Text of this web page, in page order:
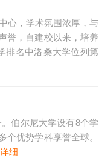
心，学术氛围浓厚，与
誉，自建校以来，培养
排名中洛桑大学位列第
伯尔尼大学设有8个学
优势学科享誉全球。
细